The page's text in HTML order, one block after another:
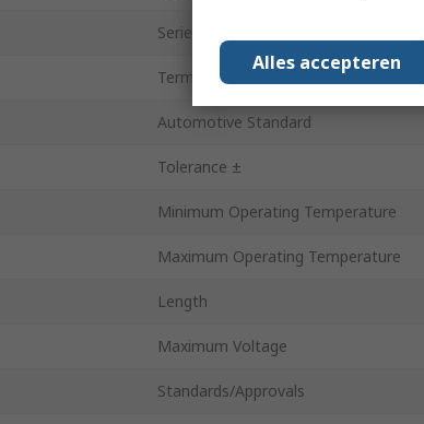
Series
Termination Style
Automotive Standard
Tolerance ±
Minimum Operating Temperature
Maximum Operating Temperature
Length
Maximum Voltage
Standards/Approvals
Alles accepteren